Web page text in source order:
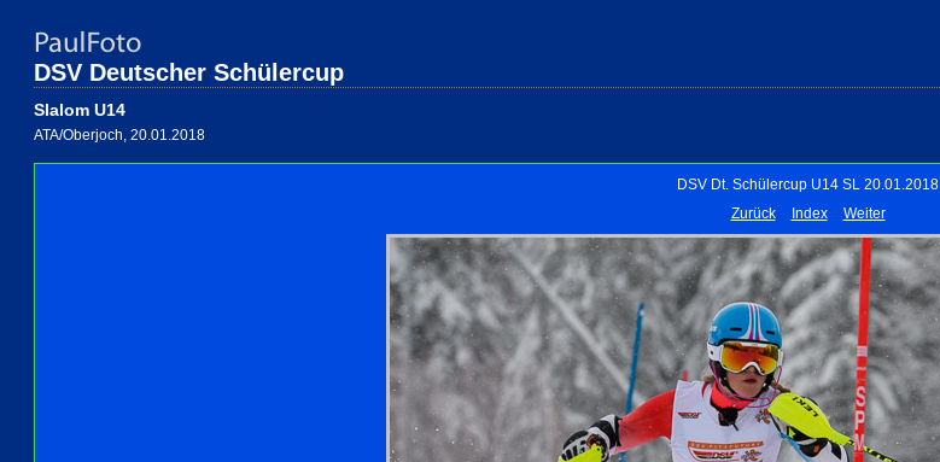
DSV Deutscher Schülercup
Slalom U14
ATA/Oberjoch, 20.01.2018
DSV Dt. Schülercup U14 SL 20.01.2018
Zurück
Index Weiter